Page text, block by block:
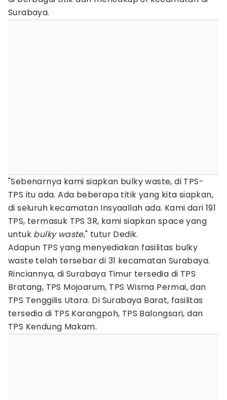
Surabaya.
"Sebenarnya kami siapkan bulky waste, di TPS-
TPS itu ada. Ada beberapa titik yang kita siapkan,
di seluruh kecamatan Insyaallah ada. Kami dari 191
TPS, termasuk TPS 3R, kami siapkan space yang
untuk bulky waste," tutur Dedik.
Adapun TPS yang menyediakan fasilitas bulky
waste telah tersebar di 31 kecamatan Surabaya.
Rinciannya, di Surabaya Timur tersedia di TPS
Bratang, TPS Mojoarum, TPS Wisma Permai, dan
TPS Tenggilis Utara. Di Surabaya Barat, fasilitas
tersedia di TPS Karangpoh, TPS Balongsari, dan
TPS Kendung Makam.